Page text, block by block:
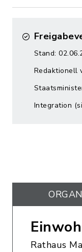
Stand:
Redaktionell
Integration
Rathaus